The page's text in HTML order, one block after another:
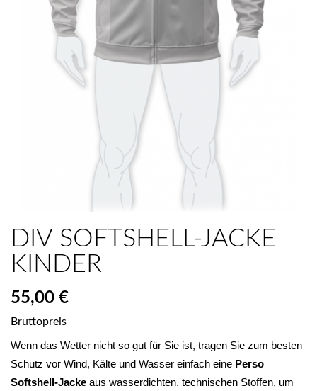
DIV SOFTSHELL-JACKE
KINDER
55,00 €
Bruttopreis
Wenn das Wetter nicht so gut für Sie ist, tragen Sie zum besten
Schutz vor Wind, Kälte und Wasser einfach eine Perso
Softshell-Jacke aus wasserdichten, technischen Stoffen, um